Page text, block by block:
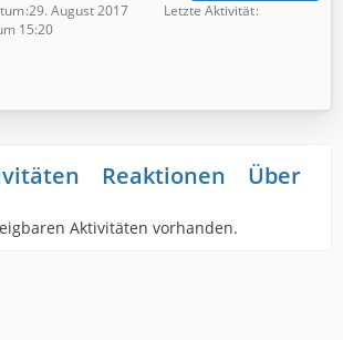
29. August 2017
Letzte Aktivität
15:20
Reaktionen Über
Aktivitäten vorhanden.